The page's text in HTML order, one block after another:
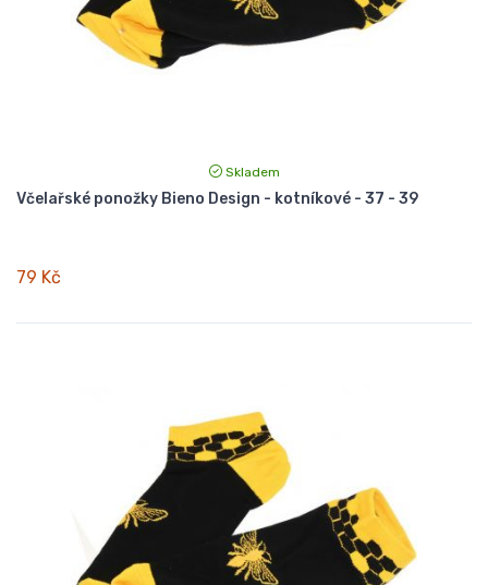
Skladem
Včelařské ponožky Bieno Design - kotníkové - 37 - 39
79 Kč